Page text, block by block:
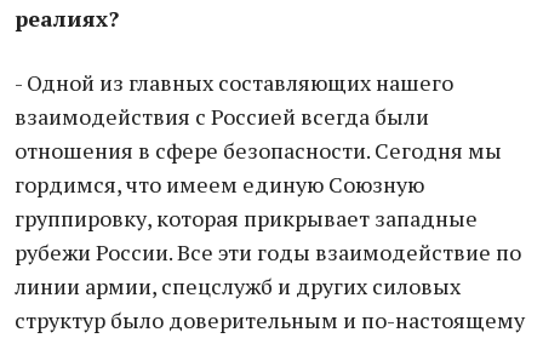
реалиях?
- Одной из главных составляющих нашего
взаимодействия с Россией всегда были
отношения в сфере безопасности. Сегодня мы
гордимся, что имеем единую Союзную
группировку, которая прикрывает западные
рубежи России. Все эти годы взаимодействие по
линии армии, спецслужб и других силовых
структур было доверительным и по-настоящему